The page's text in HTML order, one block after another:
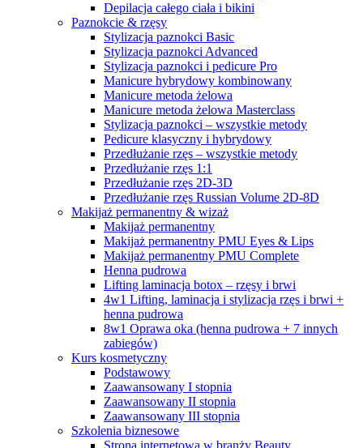
Depilacja całego ciała i bikini
Paznokcie & rzęsy
Stylizacja paznokci Basic
Stylizacja paznokci Advanced
Stylizacja paznokci i pedicure Pro
Manicure hybrydowy kombinowany
Manicure metoda żelowa
Manicure metoda żelowa Masterclass
Stylizacja paznokci – wszystkie metody
Pedicure klasyczny i hybrydowy
Przedłużanie rzęs – wszystkie metody
Przedłużanie rzęs 1:1
Przedłużanie rzęs 2D-3D
Przedłużanie rzęs Russian Volume 2D-8D
Makijaż permanentny & wizaż
Makijaż permanentny
Makijaż permanentny PMU Eyes & Lips
Makijaż permanentny PMU Complete
Henna pudrowa
Lifting laminacja botox – rzęsy i brwi
4w1 Lifting, laminacja i stylizacja rzęs i brwi +
henna pudrowa
8w1 Oprawa oka (henna pudrowa + 7 innych
zabiegów)
Kurs kosmetyczny
Podstawowy
Zaawansowany I stopnia
Zaawansowany II stopnia
Zaawansowany III stopnia
Szkolenia biznesowe
Strona internetowa w branży Beauty